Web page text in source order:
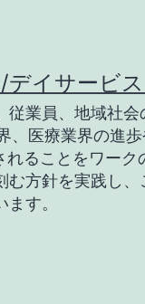
イサービ
業員、地域社
医療業界の進
ることをワー
方針を実践し
ます。